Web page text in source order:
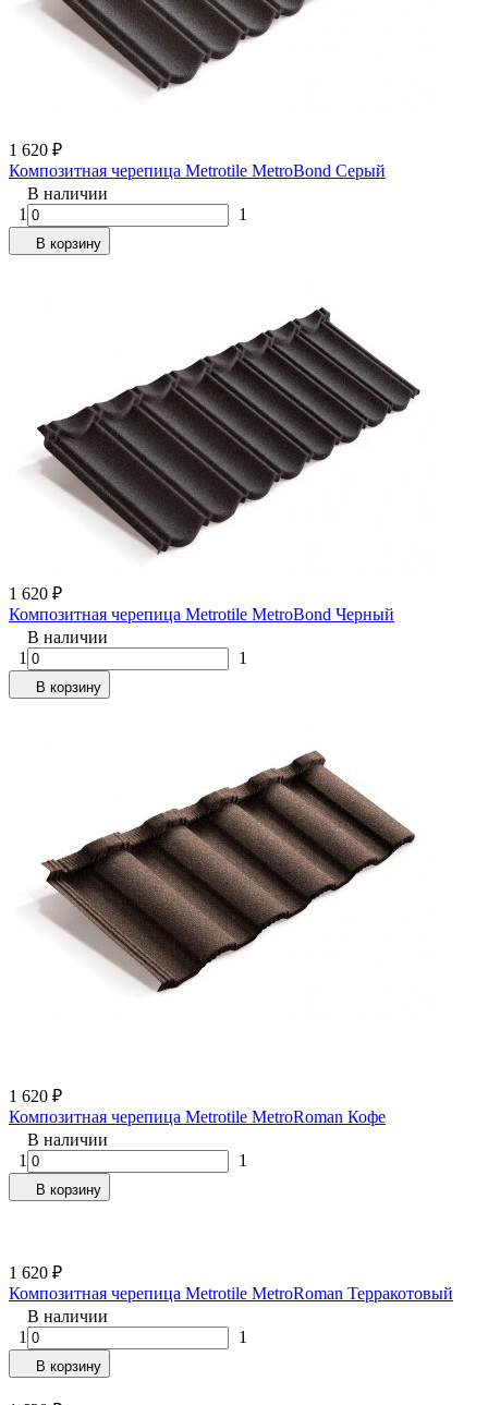
1 620 ₽
Композитная черепица Metrotile MetroBond Серый
В наличии
1
1
В корзину
1 620 ₽
Композитная черепица Metrotile MetroBond Черный
В наличии
1
1
В корзину
1 620 ₽
Композитная черепица Metrotile MetroRoman Кофе
В наличии
1
1
В корзину
1 620 ₽
Композитная черепица Metrotile MetroRoman Терракотовый
В наличии
1
1
В корзину